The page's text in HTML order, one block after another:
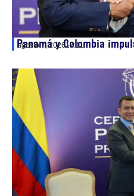
Panamá y Colombia
agosto 7, 202617:11